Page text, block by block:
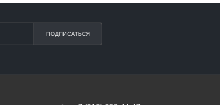
ПОДПИСАТЬСЯ